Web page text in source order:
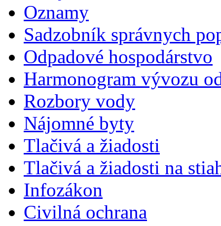
Oznamy
Sadzobník správnych
Odpadové hospodárstvo
Harmonogram vývozu
Rozbory vody
Nájomné byty
Tlačivá a žiadosti
Tlačivá a žiadosti na
Infozákon
Civilná ochrana